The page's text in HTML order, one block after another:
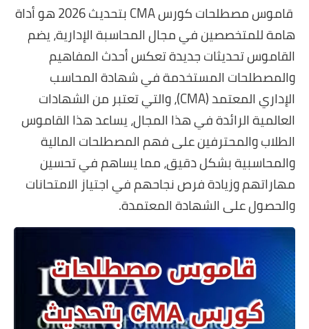
قاموس مصطلحات كورس CMA بتحديث 2026 هو أداة
هامة للمتخصصين في مجال المحاسبة الإدارية، يضم
القاموس تحديثات جديدة تعكس أحدث المفاهيم
والمصطلحات المستخدمة في شهادة المحاسب
الإداري المعتمد (CMA)، والتي تعتبر من الشهادات
العالمية الرائدة في هذا المجال، يساعد هذا القاموس
الطلاب والمحترفين على فهم المصطلحات المالية
والمحاسبية بشكل دقيق، مما يساهم في تحسين
مهاراتهم وزيادة فرص نجاحهم في اجتياز الامتحانات
والحصول على الشهادة المعتمدة.